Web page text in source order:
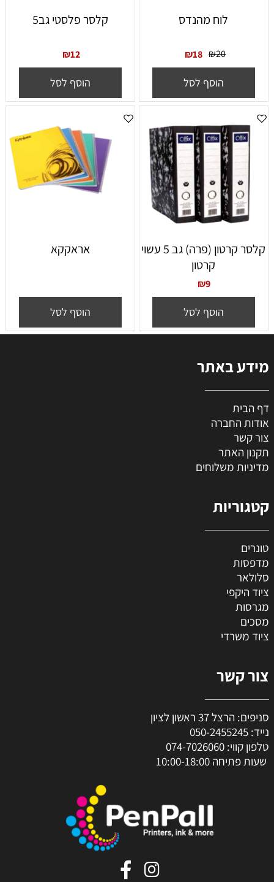
לוח מהנדס
₪20
₪18
הוסף לסל
קלסר פלסטי גב5
₪12
הוסף לסל
קלסר קרטון (פרה) גב 5 עשוי
קרטון
₪9
הוסף לסל
אראקקא
הוסף לסל
מידע באתר
דף הבית
אודות החברה
צור קשר
תקנון האתר
מדיניות משלוחים
קטגוריות
טונרים
מדפסות
סלולאר
ציוד היקפי
מגרסות
מסכים
ציוד משרדי
צור קשר
סניפים: הרצל 37 ראשון לציון
נייד: 050-2455245
טלפון קווי: 074-7026060
שעות פתיחה 10:00-18:00